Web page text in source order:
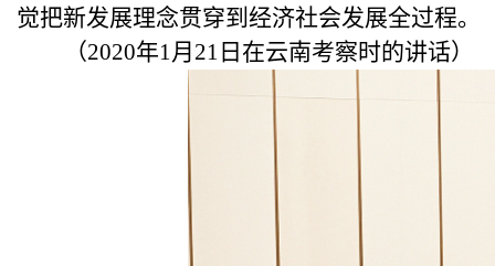
觉把新发展理念贯穿到经济社会发展全过程。
（2020年1月21日在云南考察时的讲话）